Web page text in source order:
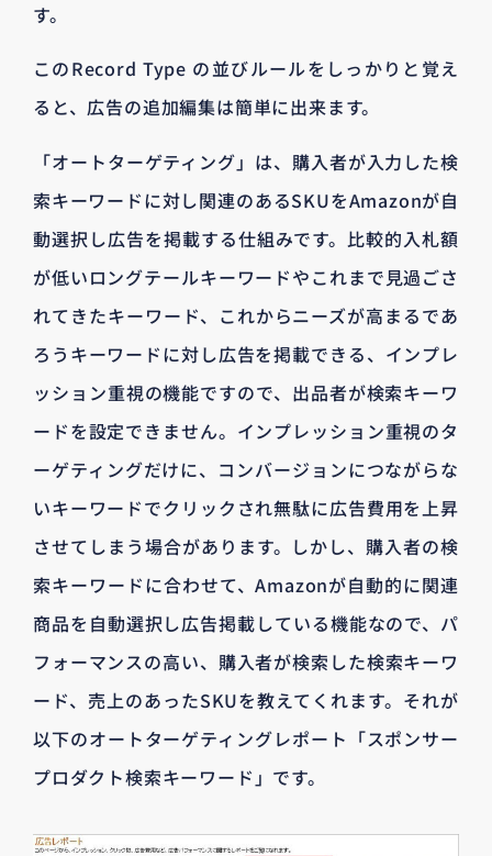
す。
このRecord Type の並びルールをしっかりと覚え
ると、広告の追加編集は簡単に出来ます。
「オートターゲティング」は、購入者が入力した検
索キーワードに対し関連のあるSKUをAmazonが自
動選択し広告を掲載する仕組みです。比較的入札額
が低いロングテールキーワードやこれまで見過ごさ
れてきたキーワード、これからニーズが高まるであ
ろうキーワードに対し広告を掲載できる、インプレ
ッション重視の機能ですので、出品者が検索キーワ
ードを設定できません。インプレッション重視のタ
ーゲティングだけに、コンバージョンにつながらな
いキーワードでクリックされ無駄に広告費用を上昇
させてしまう場合があります。しかし、購入者の検
索キーワードに合わせて、Amazonが自動的に関連
商品を自動選択し広告掲載している機能なので、パ
フォーマンスの高い、購入者が検索した検索キーワ
ード、売上のあったSKUを教えてくれます。それが
以下のオートターゲティングレポート「スポンサー
プロダクト検索キーワード」です。